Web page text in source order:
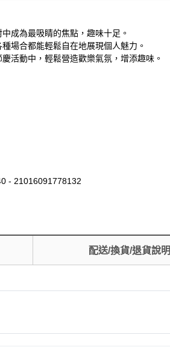
成為最吸睛的焦點，趣味十足。
場合都能輕鬆自在地展現個人魅力。
活動中，輕鬆營造歡樂氣氛，增添趣味。
- 21016091778132
配送/換貨/退貨說明